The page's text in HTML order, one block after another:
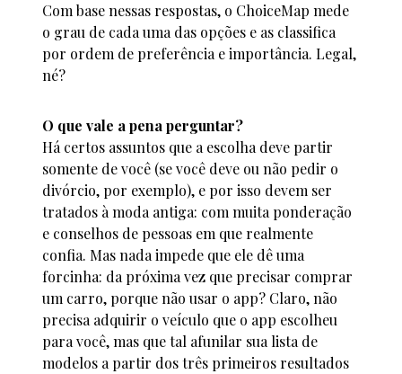
Com base nessas respostas, o ChoiceMap mede
o grau de cada uma das opções e as classifica
por ordem de preferência e importância. Legal,
né?
O que vale a pena perguntar?
Há certos assuntos que a escolha deve partir
somente de você (se você deve ou não pedir o
divórcio, por exemplo), e por isso devem ser
tratados à moda antiga: com muita ponderação
e conselhos de pessoas em que realmente
confia. Mas nada impede que ele dê uma
forcinha: da próxima vez que precisar comprar
um carro, porque não usar o app? Claro, não
precisa adquirir o veículo que o app escolheu
para você, mas que tal afunilar sua lista de
modelos a partir dos três primeiros resultados